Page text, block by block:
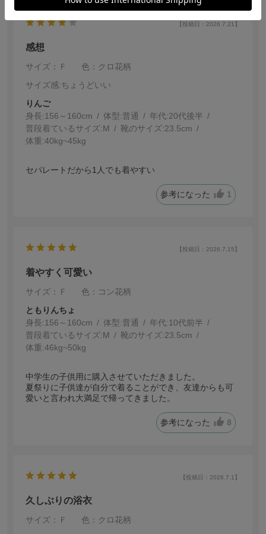
【投稿日：2026.7.21】
感想
サイズ：Ｆ
色：クロ花柄
サイズ感:ちょうどいい
りんご
身長:156～160cm 体型:普通 年代:20代後半
普段着ているサイズ:M 靴のサイズ:23.5cm
体重:40kg~45kg
セパレートだから1人でも着やすい
参考になった 1
【投稿日：2026.7.15】
着やすく可愛い
サイズ：Ｆ
色：コン花柄
ともりんちょ
身長:156～160cm 体型:普通 年代:10代前半
普段着ているサイズ:M 靴のサイズ:23.5cm
体重:46kg~50kg
中学生の子供用に購入させていただきました。
夏祭りに子供達が自分で着ることができ、友達からも可
愛いと言われ大満足で帰ってきました。
参考になった 8
【投稿日：2026.7.1】
久しぶりの浴衣
サイズ：Ｆ
色：クロ花柄